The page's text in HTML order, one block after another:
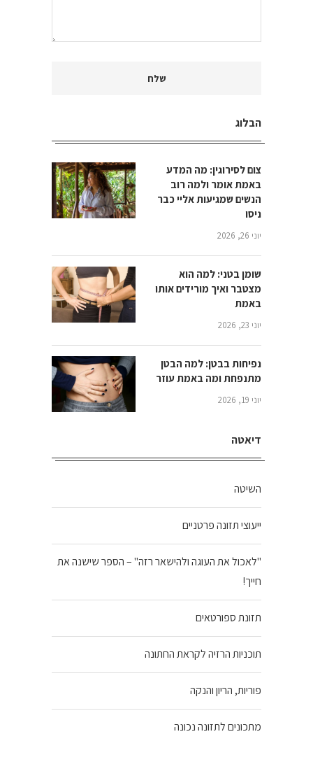
הבלוג
צום לסירוגין: מה המדע
באמת אומר ולמה רוב
הנשים שמגיעות אליי כבר
ניסו
יוני 26, 2026
שומן בטני: למה הוא
מצטבר ואיך מורידים אותו
באמת
יוני 23, 2026
נפיחות בבטן: למה הבטן
מתנפחת ומה באמת עוזר
יוני 19, 2026
דיאטה
השיטה
ייעוצי תזונה פרטניים
"לאכול את העוגה ולהישאר רזה" – הספר שישנה את
חייך!
תזונת ספורטאים
תוכניות הרזיה לקראת החתונה
פוריות, הריון והנקה
מתכונים לתזונה נכונה